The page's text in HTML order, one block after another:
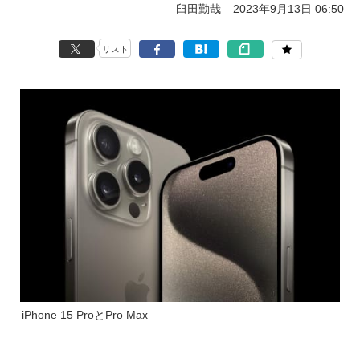
臼田勤哉 2023年9月13日 06:50
リスト
iPhone 15 ProとPro Max